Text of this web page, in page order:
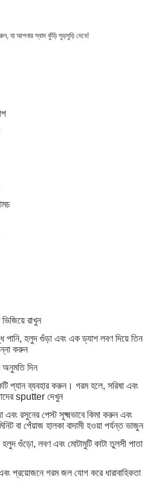
যা আপনার স্বাদ কুঁড়ি সুড়সুড়ি দেবে!
রাখুন
পানি, হলুদ গুঁড়া এবং এক ড্যাশ লবণ দিয়ে তিন
করুন
অনুমতি দিন
প্যান ব্যবহার করুন। গরম হলে, সরিষা এবং
sputter দেখুন
রসুনের পেস্ট সূক্ষ্মভাবে কিমা করুন এবং
বা পেঁয়াজ হালকা বাদামী হওয়া পর্যন্ত ভাজুন
হলুদ গুঁড়ো, লবণ এবং মোটামুটি কাটা তুলসী পাতা
প্রয়োজনে গরম জল যোগ করে ধারাবাহিকতা